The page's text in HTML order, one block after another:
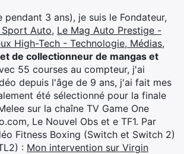
3 ans), je suis le Fondateur,
Sport Auto, Le Mag Auto Prestige -
High-Tech - Technologie, Médias,
de collectionneur de mangas et
55 courses au compteur, j'ai
depuis l'âge de 9 ans, j'ai fait mes
été sélectionné pour la finale
sur la chaîne TV Game One
Le Nouvel Obs et e TF1. Par
Fitness Boxing (Switch et Switch 2)
: Mon intervention sur Virgin